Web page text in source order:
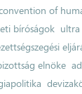
of
bíróságok ultra
elnöke